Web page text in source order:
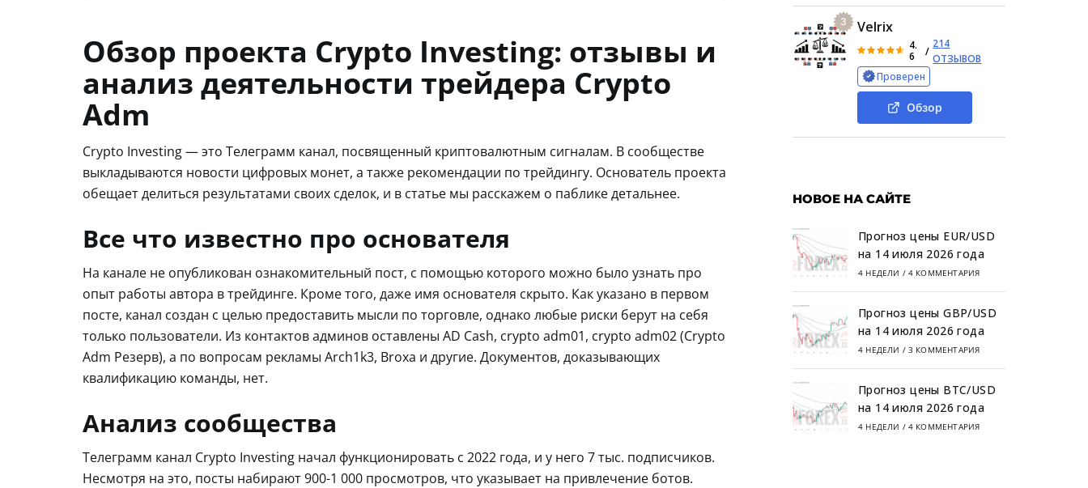
Обзор проекта Crypto Investing: отзывы и
анализ деятельности трейдера Crypto
Adm
Crypto Investing — это Телеграмм канал, посвященный криптовалютным сигналам. В сообществе
выкладываются новости цифровых монет, а также рекомендации по трейдингу. Основатель проекта
обещает делиться результатами своих сделок, и в статье мы расскажем о паблике детальнее.
Все что известно про основателя
На канале не опубликован ознакомительный пост, с помощью которого можно было узнать про
опыт работы автора в трейдинге. Кроме того, даже имя основателя скрыто. Как указано в первом
посте, канал создан с целью предоставить мысли по торговле, однако любые риски берут на себя
только пользователи. Из контактов админов оставлены AD Cash, crypto adm01, crypto adm02 (Crypto
Adm Резерв), а по вопросам рекламы Arch1k3, Broxa и другие. Документов, доказывающих
квалификацию команды, нет.
Анализ сообщества
Телеграмм канал Crypto Investing начал функционировать с 2022 года, и у него 7 тыс. подписчиков.
Несмотря на это, посты набирают 900-1 000 просмотров, что указывает на привлечение ботов.
3 Velrix
4.
6
/
214
ОТЗЫВОВ
Проверен
Обзор
НОВОЕ НА САЙТЕ
Прогноз цены EUR/USD
на 14 июля 2026 года
4 НЕДЕЛИ / 4 КОММЕНТАРИЯ
Прогноз цены GBP/USD
на 14 июля 2026 года
4 НЕДЕЛИ / 3 КОММЕНТАРИЯ
Прогноз цены BTC/USD
на 14 июля 2026 года
4 НЕДЕЛИ / 4 КОММЕНТАРИЯ